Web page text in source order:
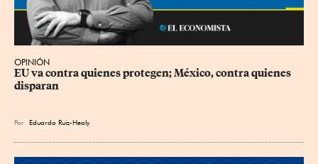
OPINIÓN
EU va contra quienes protegen; México, contra quienes
disparan
Por Eduardo Ruiz-Healy